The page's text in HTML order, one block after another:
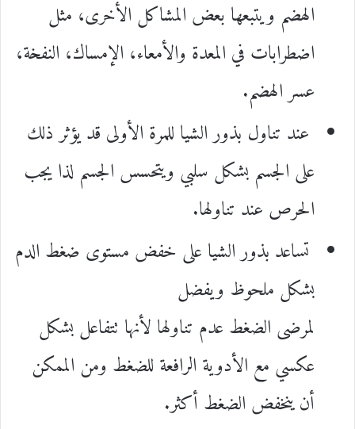
الهضم ويتبعها بعض المشاكل الأخرى، مثل
اضطرابات في المعدة والأمعاء، الإمساك، النفخة،
عسر الهضم.
عند تناول بذور الشيا للمرة الأولى قد يؤثر ذلك
على الجسم بشكل سلبي ويتحسس الجسم لذا يجب
الحرص عند تناولها.
تساعد بذور الشيا على خفض مستوى ضغط الدم
بشكل ملحوظ ويفضل
لمرضى الضغط عدم تناولها لأنها تتفاعل بشكل
عكسي مع الأدوية الرافعة للضغط ومن الممكن
أن ينخفض الضغط أكثر.